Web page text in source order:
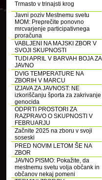
Trmasto v trinajsti krog
Javni poziv Mestnemu svetu
MOM: Preprečite ponovno
mrcvarjenje participativnega
proračuna
VABLJENI NA MAJSKI ZBOR V
SVOJI SKUPNOSTI
TUDI APRIL V BARVAH BOJA ZA
JAVNO
DVIG TEMPERATURE NA
ZBORIH V MARCU
IZJAVA ZA JAVNOST: NE
izkoriščanju športa za zakrivanje
genocida
ODPRTI PROSTORI ZA
RAZPRAVO O SKUPNOSTI V
FEBRUARJU
Začnite 2025 na zboru v svoji
soseski
PRED NOVIM LETOM ŠE NA
ZBOR
JAVNO PISMO: Pokažite, da
mestnemu svetu volja občank in
občanov nekaj pomeni